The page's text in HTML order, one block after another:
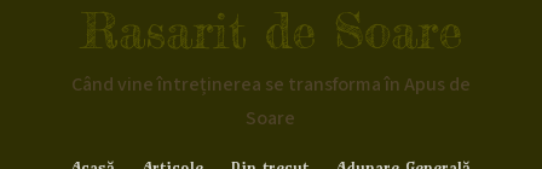
Rasarit de Soare
Când vine întreținerea se transforma în Apus de
Soare